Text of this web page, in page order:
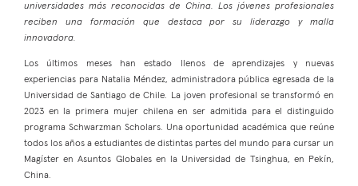
universidades más reconocidas de China. Los jóvenes profesionales
reciben una formación que destaca por su liderazgo y malla
innovadora.
Los últimos meses han estado llenos de aprendizajes y nuevas
experiencias para Natalia Méndez, administradora pública egresada de la
Universidad de Santiago de Chile. La joven profesional se transformó en
2023 en la primera mujer chilena en ser admitida para el distinguido
programa Schwarzman Scholars. Una oportunidad académica que reúne
todos los años a estudiantes de distintas partes del mundo para cursar un
Magíster en Asuntos Globales en la Universidad de Tsinghua, en Pekín,
China.